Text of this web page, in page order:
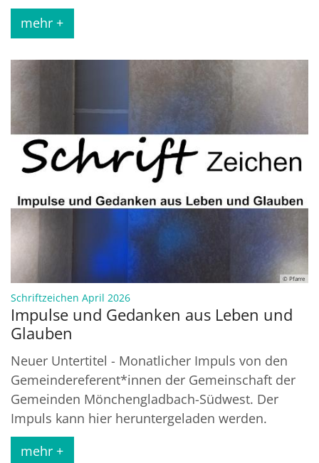
mehr +
© Pfarre
Schriftzeichen April 2026:
Impulse und Gedanken aus Leben und
Glauben
Neuer Untertitel - Monatlicher Impuls von den
Gemeindereferent*innen der Gemeinschaft der
Gemeinden Mönchengladbach-Südwest. Der
Impuls kann hier heruntergeladen werden.
mehr +